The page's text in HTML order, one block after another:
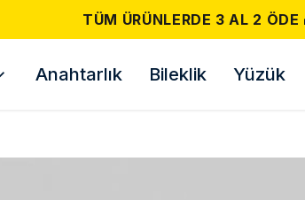
500 TL
Anahtarlık Bileklik Yüzük